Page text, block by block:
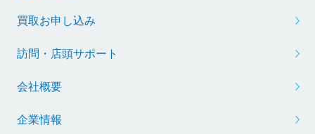
買取お申し込み
訪問・店頭サポート
会社概要
企業情報